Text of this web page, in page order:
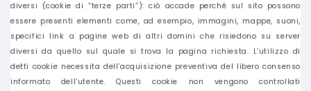
diversi (cookie di “terze parti”): ciò accade perché sul sito possono
essere presenti elementi come, ad esempio, immagini, mappe, suoni,
specifici link a pagine web di altri domini che risiedono su server
diversi da quello sul quale si trova la pagina richiesta. L’utilizzo di
detti cookie necessita dell’acquisizione preventiva del libero consenso
informato dell’utente. Questi cookie non vengono controllati